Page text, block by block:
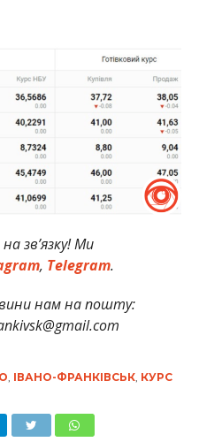
зв’язку! Ми
, Telegram.
нам на пошту:
ІВАНО-ФРАНКІВСЬК, КУРС